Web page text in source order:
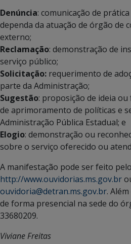
Denúncia: comunicação de
dependa da atuação de órgão de
externo;
Reclamação: demonstração de
serviço público;
Solicitação: requerimento de
parte da Administração;
Sugestão: proposição de ideia
de aprimoramento de políticas e
Administração Pública Estadual; e
Elogio: demonstração ou
sobre o serviço oferecido ou
A manifestação pode ser feito
http://www.ouvidorias.ms.gov.br
ouvidoria@detran.ms.gov.br.
de forma presencial na sede do
33680209.
Viviane Freitas